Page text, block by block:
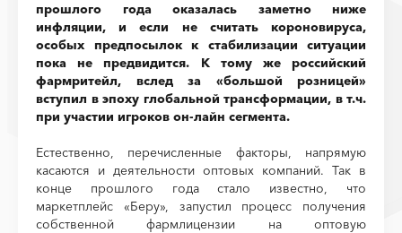
прошлого года оказалась заметно ниже
инфляции, и если не считать короновируса,
особых предпосылок к стабилизации ситуации
пока не предвидится. К тому же российский
фармритейл, вслед за «большой розницей»
вступил в эпоху глобальной трансформации, в т.ч.
при участии игроков он-лайн сегмента.
Естественно, перечисленные факторы, напрямую
касаются и деятельности оптовых компаний. Так в
конце прошлого года стало известно, что
маркетплейс «Беру», запустил процесс получения
собственной фармлицензии на оптовую